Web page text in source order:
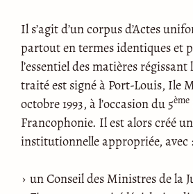
Il s’agit d’un corpus d’Actes
partout en termes identiques et
l’essentiel des matières
traité est signé à Port-Louis, Ile
octobre 1993, à l’occasion du 5ème
Francophonie. Il est alors créé
institutionnelle appropriée, avec :
un Conseil des Ministres de la